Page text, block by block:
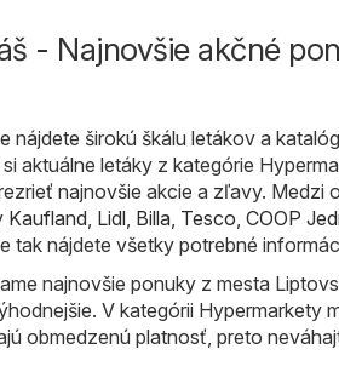
- Najnovšie akčné
nájdete širokú škálu letákov a
si aktuálne letáky z kategórie
najnovšie akcie a zľavy. Medzi
Kaufland, Lidl, Billa, Tesco, COOP
tak nájdete všetky potrebné
najnovšie ponuky z mesta
V kategórii Hypermarkety
obmedzenú platnosť, preto